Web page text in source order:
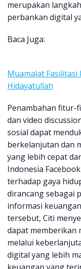
merupakan
perbankan digital
Baca Juga:
Muamalat Fasilitasi
Hidayatullah
Penambahan fitur-
dan video
sosial dapat
berkelanjutan dan
yang lebih cepat
Indonesia
terhadap gaya
dirancang sebagai
informasi
tersebut, Citi
dapat memberikan
melalui
digital yang lebih